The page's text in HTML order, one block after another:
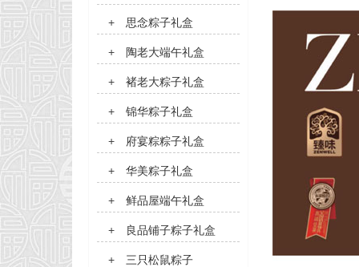
+ 思念粽子礼盒
+ 陶老大端午礼盒
+ 褚老大粽子礼盒
+ 锦华粽子礼盒
+ 府宴粽粽子礼盒
+ 华美粽子礼盒
+ 鲜品屋端午礼盒
+ 良品铺子粽子礼盒
+ 三只松鼠粽子